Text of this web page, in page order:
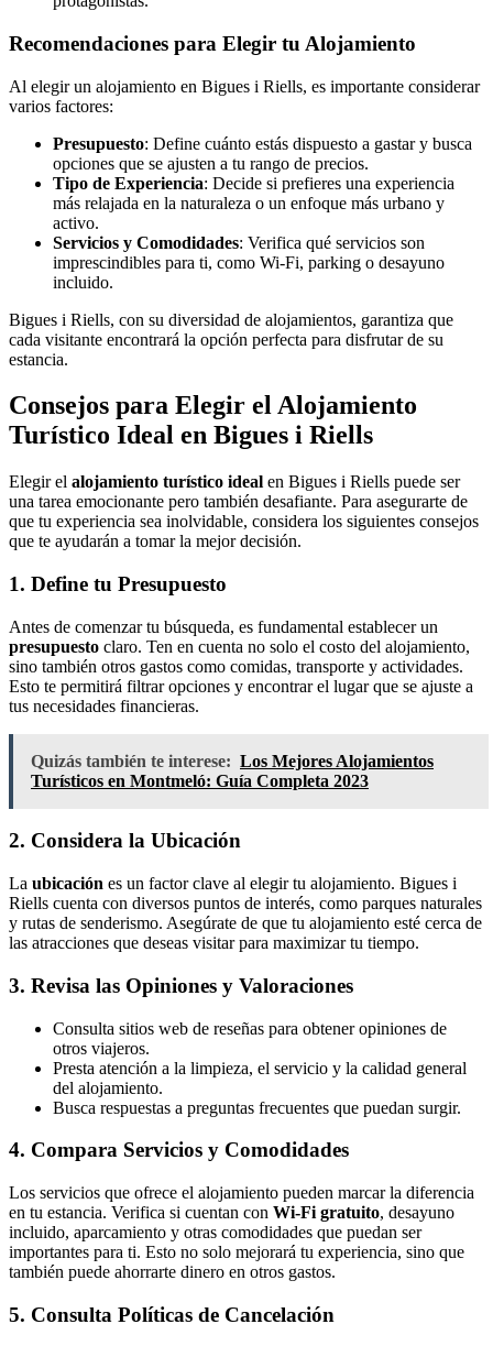
Recomendaciones para Elegir tu Alojamiento
Al elegir un alojamiento en Bigues i Riells, es importante considerar
varios factores:
Presupuesto: Define cuánto estás dispuesto a gastar y busca
opciones que se ajusten a tu rango de precios.
Tipo de Experiencia: Decide si prefieres una experiencia
más relajada en la naturaleza o un enfoque más urbano y
activo.
Servicios y Comodidades: Verifica qué servicios son
imprescindibles para ti, como Wi-Fi, parking o desayuno
incluido.
Bigues i Riells, con su diversidad de alojamientos, garantiza que
cada visitante encontrará la opción perfecta para disfrutar de su
estancia.
Consejos para Elegir el Alojamiento
Turístico Ideal en Bigues i Riells
Elegir el alojamiento turístico ideal en Bigues i Riells puede ser
una tarea emocionante pero también desafiante. Para asegurarte de
que tu experiencia sea inolvidable, considera los siguientes consejos
que te ayudarán a tomar la mejor decisión.
1. Define tu Presupuesto
Antes de comenzar tu búsqueda, es fundamental establecer un
presupuesto claro. Ten en cuenta no solo el costo del alojamiento,
sino también otros gastos como comidas, transporte y actividades.
Esto te permitirá filtrar opciones y encontrar el lugar que se ajuste a
tus necesidades financieras.
Quizás también te interese: Los Mejores Alojamientos
Turísticos en Montmeló: Guía Completa 2023
2. Considera la Ubicación
La ubicación es un factor clave al elegir tu alojamiento. Bigues i
Riells cuenta con diversos puntos de interés, como parques naturales
y rutas de senderismo. Asegúrate de que tu alojamiento esté cerca de
las atracciones que deseas visitar para maximizar tu tiempo.
3. Revisa las Opiniones y Valoraciones
Consulta sitios web de reseñas para obtener opiniones de
otros viajeros.
Presta atención a la limpieza, el servicio y la calidad general
del alojamiento.
Busca respuestas a preguntas frecuentes que puedan surgir.
4. Compara Servicios y Comodidades
Los servicios que ofrece el alojamiento pueden marcar la diferencia
en tu estancia. Verifica si cuentan con Wi-Fi gratuito, desayuno
incluido, aparcamiento y otras comodidades que puedan ser
importantes para ti. Esto no solo mejorará tu experiencia, sino que
también puede ahorrarte dinero en otros gastos.
5. Consulta Políticas de Cancelación